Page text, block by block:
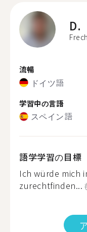
D.
流暢
ドイツ語
学習中の言語
スペイン語
語学学習の目標
Ich würde mich
zurechtfinden...